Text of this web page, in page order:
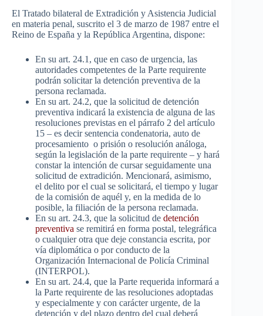
El Tratado bilateral de Extradición y Asistencia Judicial
en materia penal, suscrito el 3 de marzo de 1987 entre el
Reino de España y la República Argentina, dispone:
En su art. 24.1, que en caso de urgencia, las
autoridades competentes de la Parte requirente
podrán solicitar la detención preventiva de la
persona reclamada.
En su art. 24.2, que la solicitud de detención
preventiva indicará la existencia de alguna de las
resoluciones previstas en el párrafo 2 del artículo
15 – es decir sentencia condenatoria, auto de
procesamiento o prisión o resolución análoga,
según la legislación de la parte requirente – y hará
constar la intención de cursar seguidamente una
solicitud de extradición. Mencionará, asimismo,
el delito por el cual se solicitará, el tiempo y lugar
de la comisión de aquél y, en la medida de lo
posible, la filiación de la persona reclamada.
En su art. 24.3, que la solicitud de detención
preventiva se remitirá en forma postal, telegráfica
o cualquier otra que deje constancia escrita, por
vía diplomática o por conducto de la
Organización Internacional de Policía Criminal
(INTERPOL).
En su art. 24.4, que la Parte requerida informará a
la Parte requirente de las resoluciones adoptadas
y especialmente y con carácter urgente, de la
detención y del plazo dentro del cual deberá